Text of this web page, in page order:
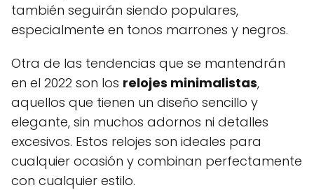
también seguirán siendo populares,
especialmente en tonos marrones y negros.
Otra de las tendencias que se mantendrán
en el 2022 son los relojes minimalistas,
aquellos que tienen un diseño sencillo y
elegante, sin muchos adornos ni detalles
excesivos. Estos relojes son ideales para
cualquier ocasión y combinan perfectamente
con cualquier estilo.